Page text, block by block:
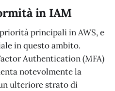
in IAM
principali in AWS, e
in questo ambito.
Authentication (MFA)
notevolmente la
ulteriore strato di